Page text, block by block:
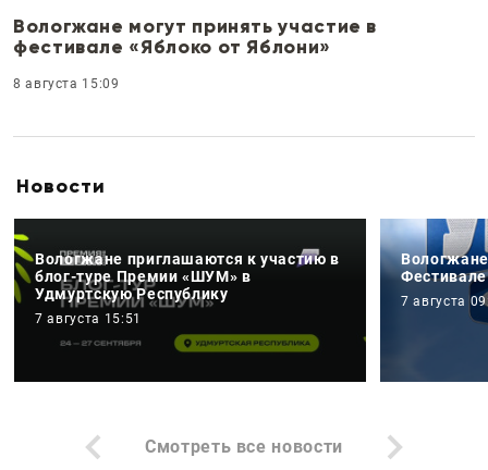
Вологжане могут принять участие в
фестивале «Яблоко от Яблони»
8 августа 15:09
Новости
Вологжане приглашаются к участию в
блог-туре Премии «ШУМ» в
Удмуртскую Республику
7 августа 15:51
7 августа
Смотреть все новости